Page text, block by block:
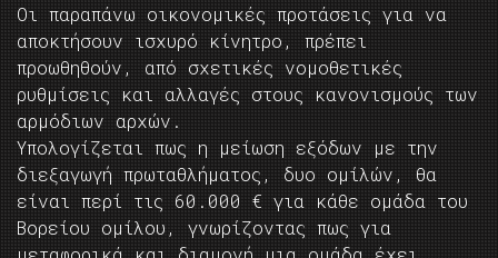
Οι παραπάνω οικονομικές προτάσεις για να
αποκτήσουν ισχυρό κίνητρο, πρέπει
προωθηθούν, από σχετικές νομοθετικές
ρυθμίσεις και αλλαγές στους κανονισμούς των
αρμόδιων αρχών.
Υπολογίζεται πως η μείωση εξόδων με την
διεξαγωγή πρωταθλήματος, δυο ομίλών, θα
είναι περί τις 60.000 € για κάθε ομάδα του
Βορείου ομίλου, γνωρίζοντας πως για